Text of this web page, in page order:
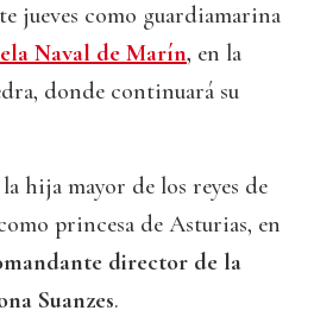
jueves como guardiamarina
Naval de Marín, en la
donde continuará su
hija mayor de los reyes de
princesa de Asturias, en
director de la
Suanzes.